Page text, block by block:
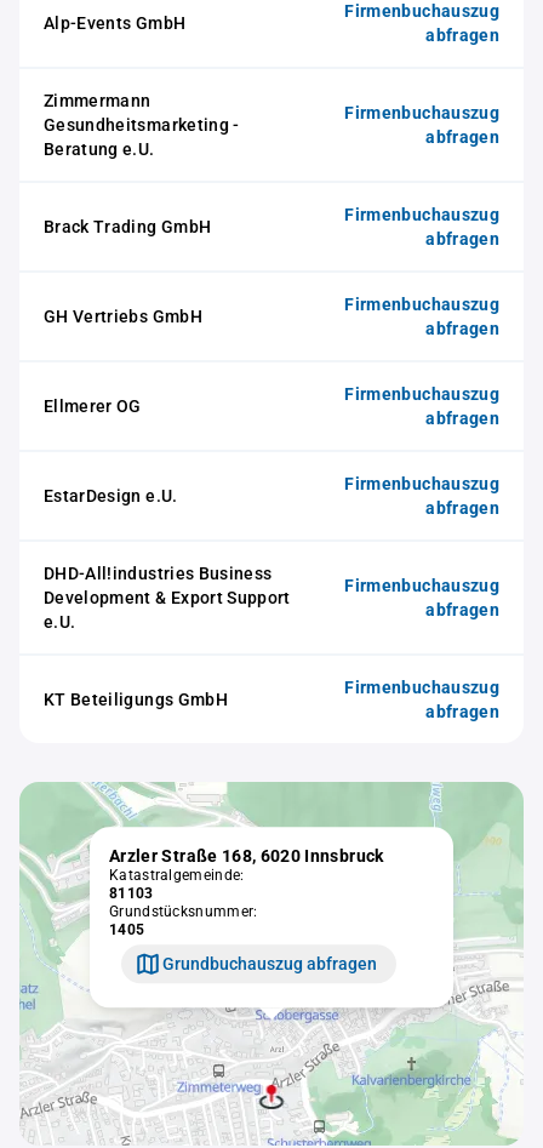
Alp-Events GmbH
Firmenbuchauszug
abfragen
Zimmermann
Gesundheitsmarketing -
Beratung e.U.
Firmenbuchauszug
abfragen
Brack Trading GmbH
Firmenbuchauszug
abfragen
GH Vertriebs GmbH
Firmenbuchauszug
abfragen
Ellmerer OG
Firmenbuchauszug
abfragen
EstarDesign e.U.
Firmenbuchauszug
abfragen
DHD-All!industries Business
Development & Export Support
e.U.
Firmenbuchauszug
abfragen
KT Beteiligungs GmbH
Firmenbuchauszug
abfragen
Arzler Straße 168, 6020 Innsbruck
Katastralgemeinde:
81103
Grundstücksnummer:
1405
Grundbuchauszug abfragen